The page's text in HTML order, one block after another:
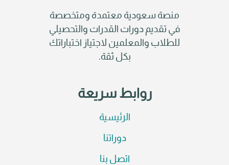
منصة سعودية معتمدة ومتخصصة
في تقديم دورات القدرات والتحصيلي
للطلاب والمعلمين لاجتياز اختباراتك
بكل ثقة.
روابط سريعة
الرئيسية
دوراتنا
اتصل بنا